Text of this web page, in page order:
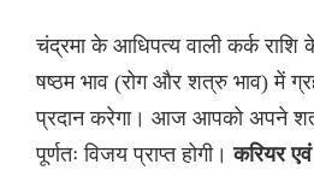
चंद्रमा के आधिपत्य वाली कर्क
षष्ठम भाव (रोग और शत्रु भाव) में
प्रदान करेगा। आज आपको अपने
पूर्णतः विजय प्राप्त होगी।करियर